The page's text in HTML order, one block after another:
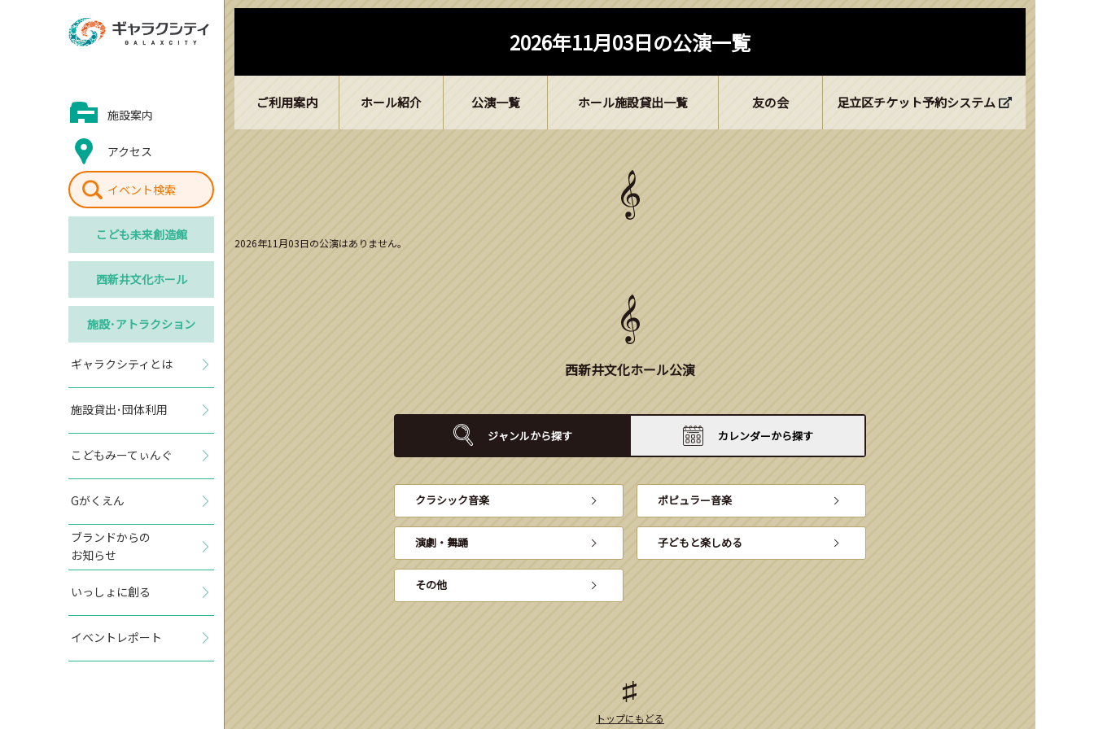
施設案内
アクセス
イベント検索
こども未来創造館
西新井文化ホール
施設･アトラクション
ギャラクシティとは
施設貸出･団体利用
こどもみーてぃんぐ
Gがくえん
ブランドからの
お知らせ
いっしょに創る
イベントレポート
2026年11月03日の公演一覧
ご利用案内 ホール紹介 公演一覧 ホール施設貸出一覧 友の会 足立区チケット予約システム
2026年11月03日の公演はありません。
西新井文化ホール公演
ジャンルから探す カレンダーから探す
クラシック音楽 ポピュラー音楽
演劇・舞踊 子どもと楽しめる
その他
トップにもどる